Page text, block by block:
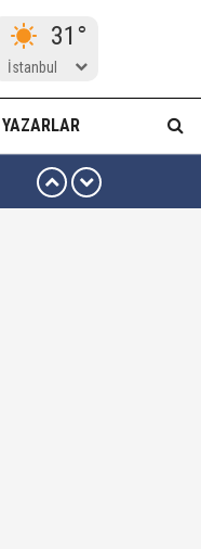
31°
İstanbul
YAZARLAR